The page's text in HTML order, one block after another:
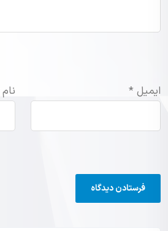
نام ایمیل *